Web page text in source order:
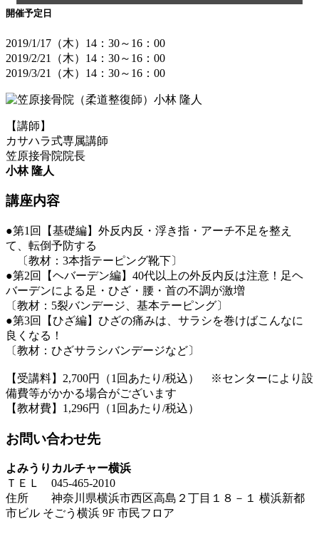
開催予定日
2019/1/17（木）14：30～16：00
2019/2/21（木）14：30～16：00
2019/3/21（木）14：30～16：00
【講師】
カサハラ式専属講師
笠原接骨院院長
小林 隆人
講座内容
●第1回【基礎編】外反内反・浮き指・アーチ不足を整え
て、転倒予防する
〔教材：3本指テーピング靴下〕
●第2回【ヘバーデン編】40代以上の外反内反は注意！足ヘ
バーデンによる足・ひざ・腰・首の不調が激増
〔教材：5裂バンデージ、基本テーピング〕
●第3回【ひざ編】ひざの痛みは、サラシを巻けばこんなに
良くなる！
〔教材：ひざサラシバンデージなど〕
【受講料】2,700円（1回あたり/税込） ※センターにより設
備費等がかかる場合がございます
【教材費】1,296円（1回あたり/税込）
お問い合わせ先
よみうりカルチャー横浜
ＴＥＬ 045-465-2010
住所 神奈川県横浜市西区高島２丁目１８－１ 横浜新都
市ビル そごう横浜 9F 市民フロア